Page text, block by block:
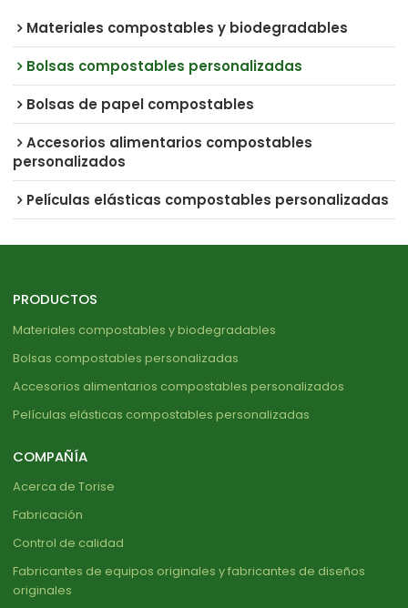
Materiales compostables y biodegradables
Bolsas compostables personalizadas
Bolsas de papel compostables
Accesorios alimentarios compostables
personalizados
Películas elásticas compostables personalizadas
PRODUCTOS
Materiales compostables y biodegradables
Bolsas compostables personalizadas
Accesorios alimentarios compostables personalizados
Películas elásticas compostables personalizadas
COMPAÑÍA
Acerca de Torise
Fabricación
Control de calidad
Fabricantes de equipos originales y fabricantes de diseños
originales